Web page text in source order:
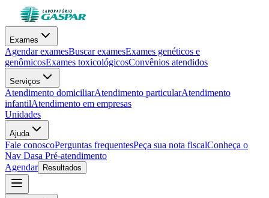
Exames
Agendar examesBuscar examesExames genéticos e
genômicosExames toxicológicosConvênios atendidos
Serviços
Atendimento domiciliarAtendimento particularAtendimento
infantilAtendimento em empresas
Unidades
Ajuda
Fale conoscoPerguntas frequentesPeça sua nota fiscalConheça o
Nav Dasa Pré-atendimento
Agendar
Resultados